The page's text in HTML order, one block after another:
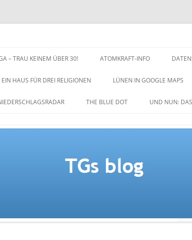
– TRAU KEINEM ÜBER 30! ATOMKRAFT-INFO
HAUS FÜR DREI RELIGIONEN LÜNEN IN GOOGLE MAPS
THE BLUE DOT UND NUN: